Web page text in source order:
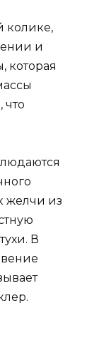
колике,
и
которая
что
желчи из
В